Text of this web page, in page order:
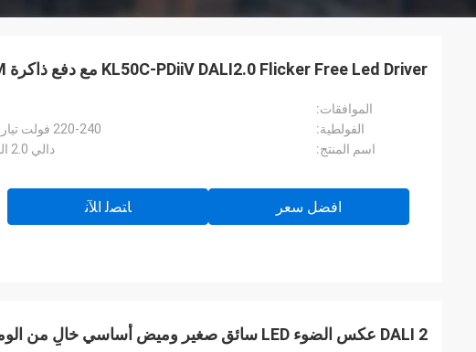
KL50C-PDiiV DALI2.0 Flicker Free Led Driver مع دفع ذاكرة DIM
الموافقات:
الفولطية:
220-240 فولت تيار متردد 50 هرتز / 60 هرتز
اسم المنتج:
دالي 2.0 الصمام سائق عكس الضوء
افضل سعر ﺎﺘﺼﻟ ﺍﻶﻧ
DALI 2 عكس الضوء LED سائق صغير وميض أساسي خالٍ من الوميض مع زر ضغط